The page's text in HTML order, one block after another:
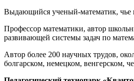
Выдающийся ученый-математик,
Профессор математики, автор
развивающей системы задач по
Автор более 200 научных трудов,
болгарском, немецком, венгерском,